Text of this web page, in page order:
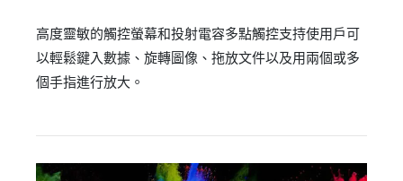
高度靈敏的觸控螢幕和投射電容多點觸控支持使用戶可
以輕鬆鍵入數據、旋轉圖像、拖放文件以及用兩個或多
個手指進行放大。